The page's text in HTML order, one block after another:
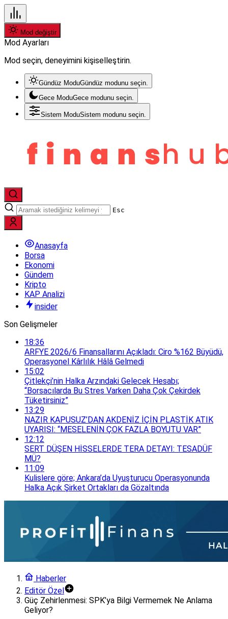
Mod değiştir
Mod Ayarları
Mod seçin, deneyimini kişiselleştirin.
Gündüz ModuGündüz modunu seçin.
Gece ModuGece modunu seçin.
Sistem ModuSistem modunu seçin.
Esc
Anasayfa
Borsa
Ekonomi
Gündem
Kripto
KAP Analizi
insider
Son Gelişmeler
18:36
ARFYE 2026/6 Finansallarını Açıkladı: Ciro %162 Büyüdü,
Operasyonel Kârlılık Hâlâ Gelmedi
15:02
Çitlekçi’nin Halka Arzındaki Gelecek Hesabı;
“Borsacılarda Bu Stres Varken Daha Çok Çekirdek
Tüketirsiniz”
13:29
NAZIR KAPUSUZ’DAN AKDENİZ İÇİN PLASTİK ATIK
UYARISI: “MESELENİN ÇOK FAZLA BOYUTU VAR”
12:12
SERT DÜŞEN HİSSELERDE TERA DETAYI: TESADÜF
MÜ?
11:09
Kulislere göre; Ankara’da Uyuşturucu Operasyonunda
Halka Açık Şirket Ortakları da Gözaltında
Haberler
Editör Özel
Güç Zehirlenmesi: SPK’ya Bilgi Vermemek Ne Anlama
Geliyor?